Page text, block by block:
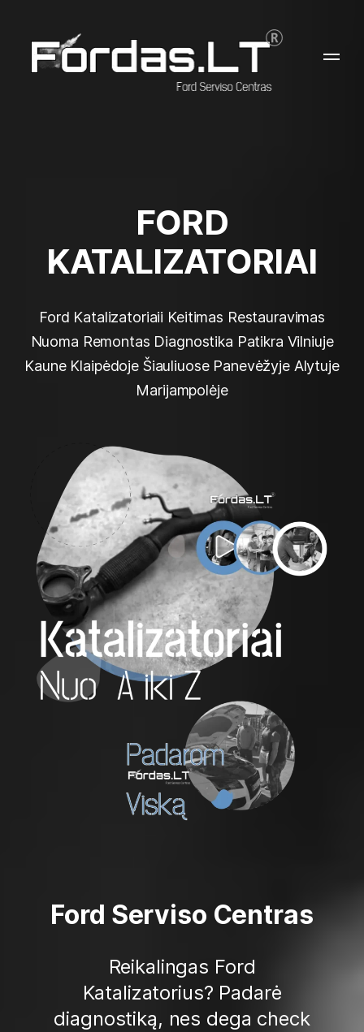
FORD
KATALIZATORIAI
Ford Katalizatoriaii Keitimas Restauravimas
Nuoma Remontas Diagnostika Patikra Vilniuje
Kaune Klaipėdoje Šiauliuose Panevėžyje Alytuje
Marijampolėje
Ford Serviso Centras
Reikalingas Ford
Katalizatorius? Padarė
diagnostiką, nes dega check